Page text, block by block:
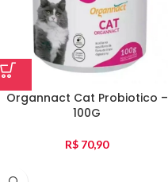
Organnact Cat Probiotico –
100G
R$ 70,90